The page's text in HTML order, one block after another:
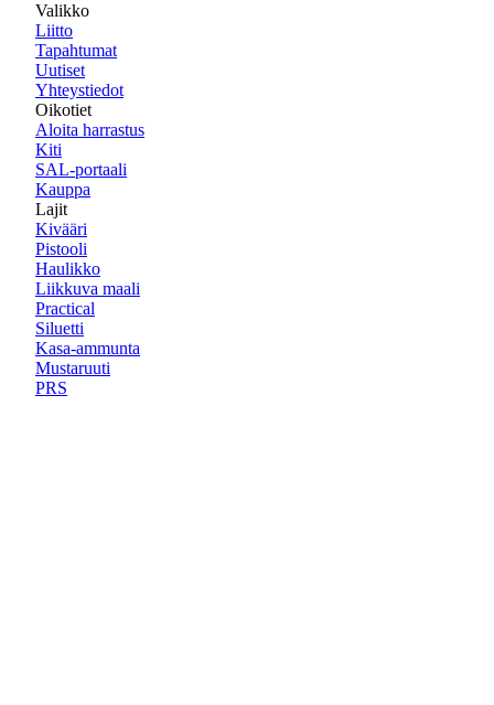
Valikko
Liitto
Tapahtumat
Uutiset
Yhteystiedot
Oikotiet
Aloita harrastus
Kiti
SAL-portaali
Kauppa
Lajit
Kivääri
Pistooli
Haulikko
Liikkuva maali
Practical
Siluetti
Kasa-ammunta
Mustaruuti
PRS